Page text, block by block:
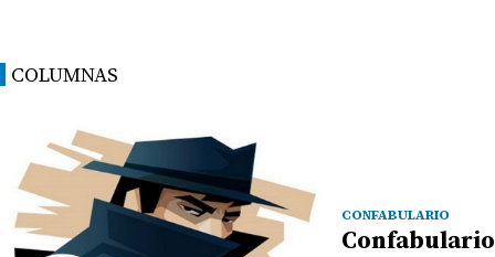
COLUMNAS
CONFABULARIO
Confabulario